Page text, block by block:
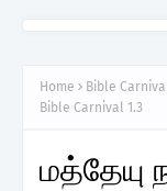
Home Bible
Bible Carnival 1.3
மத்தேயு